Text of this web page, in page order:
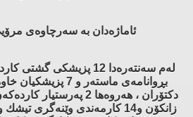
ئاماژەدان بە سەرچاوەی
بڕوانامەی ماستەر و 7
دكتۆران ، هەروەها 2
زانكۆن و14 كارمەندی وێنەگری